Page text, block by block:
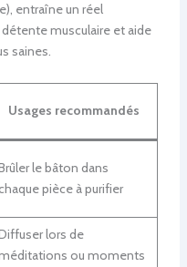
entraîne un réel
musculaire et aide
saines.
Usages recommandés
le bâton dans
pièce à purifier
lors de
ou moments